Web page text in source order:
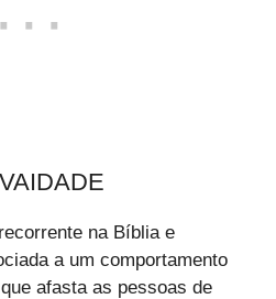
na Bíblia e
a um comportamento
afasta as pessoas de